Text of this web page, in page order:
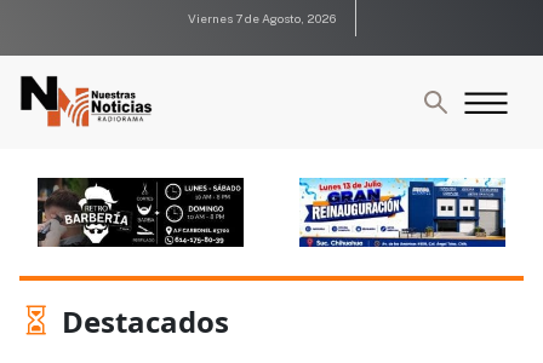
Viernes 7 de Agosto, 2026
 Destacados